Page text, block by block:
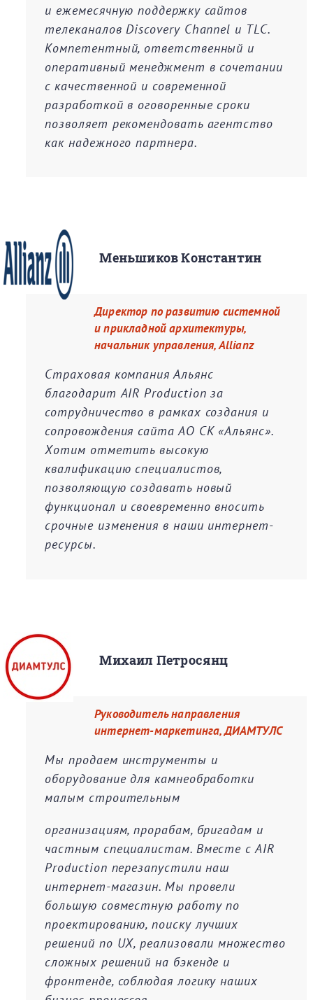
и ежемесячную поддержку сайтов
телеканалов Discovery Channel и TLC.
Компетентный, ответственный и
оперативный менеджмент в сочетании
с качественной и современной
разработкой в оговоренные сроки
позволяет рекомендовать агентство
как надежного партнера.
Меньшиков Константин
Директор по развитию системной
и прикладной архитектуры,
начальник управления, Allianz
Страховая компания Альянс
благодарит AIR Production за
сотрудничество в рамках создания и
сопровождения сайта АО СК «Альянс».
Хотим отметить высокую
квалификацию специалистов,
позволяющую создавать новый
функционал и своевременно вносить
срочные изменения в наши интернет-
ресурсы.
Михаил Петросянц
Руководитель направления
интернет-маркетинга, ДИАМТУЛС
Мы продаем инструменты и
оборудование для камнеобработки
малым строительным
организациям, прорабам, бригадам и
частным специалистам. Вместе с AIR
Production перезапустили наш
интернет-магазин. Мы провели
большую совместную работу по
проектированию, поиску лучших
решений по UX, реализовали множество
сложных решений на бэкенде и
фронтенде, соблюдая логику наших